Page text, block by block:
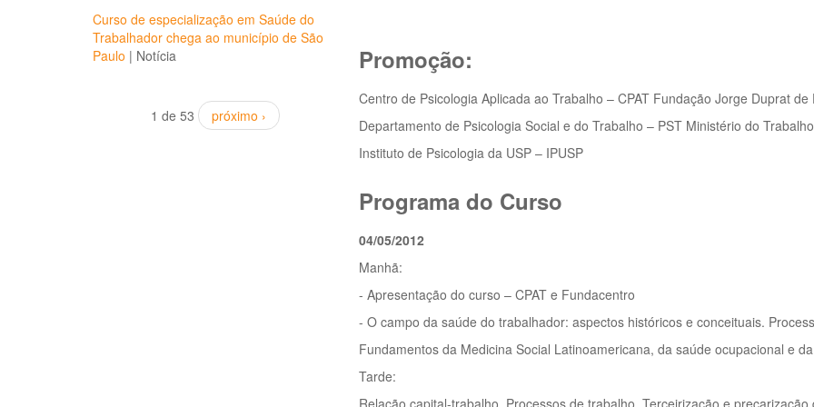
Curso de especialização em Saúde do
Trabalhador chega ao município de São
Paulo | Notícia
1 de 53 próximo ›
Promoção:
Centro de Psicologia Aplicada ao Trabalho – CPAT Fundação Jorge Duprat
Departamento de Psicologia Social e do Trabalho – PST Ministério do
Instituto de Psicologia da USP – IPUSP
Programa do Curso
04/05/2012
Manhã:
- Apresentação do curso – CPAT e Fundacentro
- O campo da saúde do trabalhador: aspectos históricos e conceituais.
Fundamentos da Medicina Social Latinoamericana, da saúde ocupacional e
Tarde:
Relação capital-trabalho. Processos de trabalho. Terceirização e precarização